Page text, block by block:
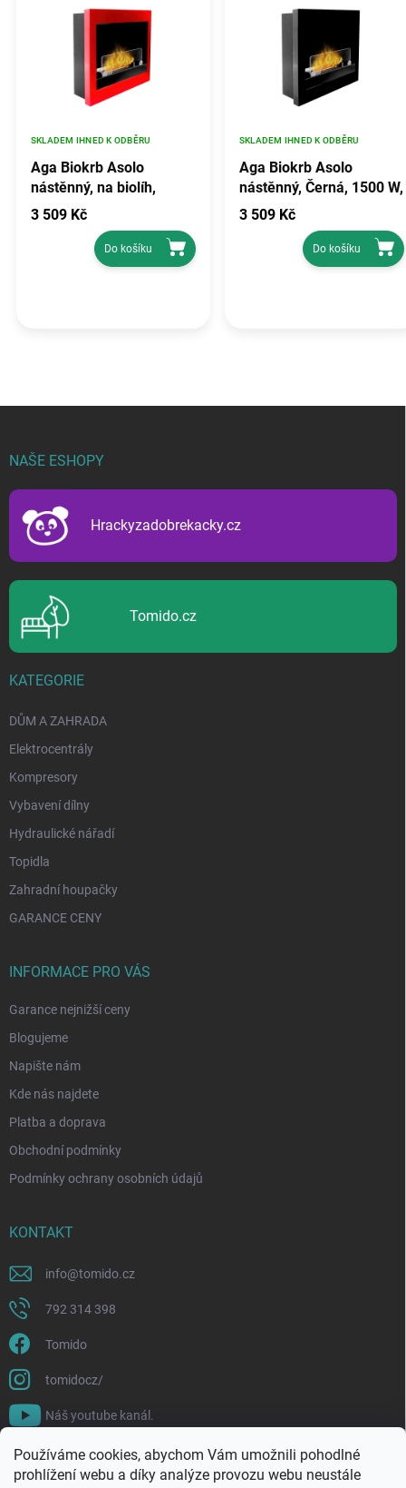
Používáme cookies, abychom Vám umožnili pohodlné
prohlížení webu a díky analýze provozu webu neustále
Aga Biokrb Asolo
nástěnný, na biolíh,
Červený, 1500 W, Ocel, Š
45 cm, V 45 cm
SKLADEM IHNED K ODBĚRU
3 509 Kč
Do košíku
Aga Biokrb Asolo
nástěnný, Černá, 1500 W,
Ocel, Š 45 cm, V 45 cm,
SKLADEM IHNED K ODBĚRU
3 509 Kč
Do košíku
NAŠE ESHOPY
Hrackyzadobrekacky.cz
Tomido.cz
KATEGORIE
DŮM A ZAHRADA
Elektrocentrály
Kompresory
Vybavení dílny
Hydraulické nářadí
Topidla
Zahradní houpačky
GARANCE CENY
INFORMACE PRO VÁS
Garance nejnižší ceny
Blogujeme
Napište nám
Kde nás najdete
Platba a doprava
Obchodní podmínky
Podmínky ochrany osobních údajů
KONTAKT
info@tomido.cz
792 314 398
Tomido
tomidocz/
Náš youtube kanál.